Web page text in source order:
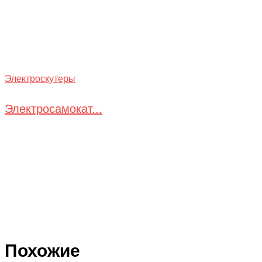
Электроскутеры
Электросамокат...
Похожие